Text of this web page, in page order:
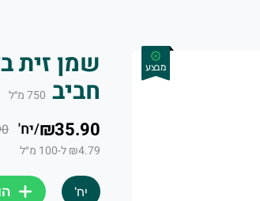
מהשדה. מאות לקוחותינו נהנים מידי
מבצע
חביב 750 מ״ל
₪35.90
/יח'
₪4.79 ל-100 מ״ל
יח'